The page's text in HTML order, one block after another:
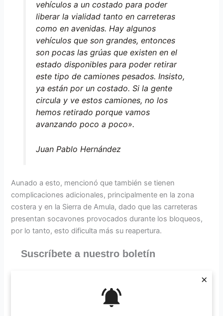
×
vehículos a un costado para poder
liberar la vialidad tanto en carreteras
como en avenidas. Hay algunos
vehículos que son grandes, entonces
son pocas las grúas que existen en el
estado disponibles para poder retirar
este tipo de camiones pesados. Insisto,
ya están por un costado. Si la gente
circula y ve estos camiones, no los
hemos retirado porque vamos
avanzando poco a poco».
Juan Pablo Hernández
Aunado a esto, mencionó que también se tienen
complicaciones adicionales, principalmente en la zona
costera y en la Sierra de Amula, dado que las carreteras
presentan socavones provocados durante los bloqueos,
por lo tanto, esto dificulta más su reapertura.
Suscríbete a nuestro boletín